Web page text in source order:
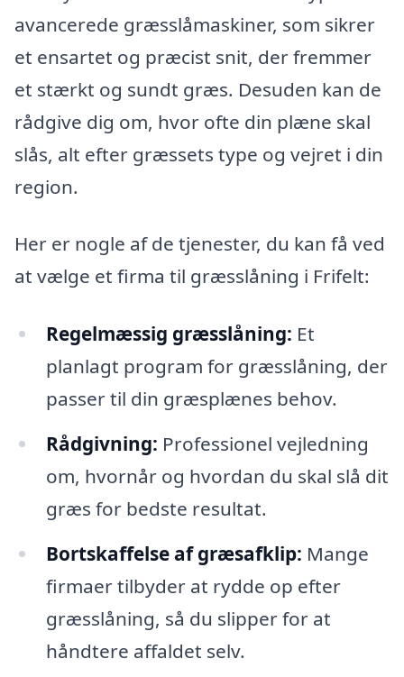
avancerede græsslåmaskiner, som sikrer
et ensartet og præcist snit, der fremmer
et stærkt og sundt græs. Desuden kan de
rådgive dig om, hvor ofte din plæne skal
slås, alt efter græssets type og vejret i din
region.
Her er nogle af de tjenester, du kan få ved
at vælge et firma til græsslåning i Frifelt:
Regelmæssig græsslåning: Et
planlagt program for græsslåning, der
passer til din græsplænes behov.
Rådgivning: Professionel vejledning
om, hvornår og hvordan du skal slå dit
græs for bedste resultat.
Bortskaffelse af græsafklip: Mange
firmaer tilbyder at rydde op efter
græsslåning, så du slipper for at
håndtere affaldet selv.